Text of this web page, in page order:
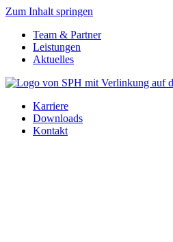
Zum Inhalt springen
Team & Partner
Leistungen
Aktuelles
Karriere
Downloads
Kontakt